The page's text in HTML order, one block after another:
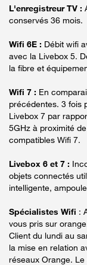
L'enregistreur TV :
conservés 36 mois.
Wifi 6E : Débit wifi
avec la Livebox 5.
la fibre et
Wifi 7 : En
précédentes. 3 fois
Livebox 7 par
5GHz à proximité
compatibles Wifi 7.
Livebox 6 et 7 :
objets connectés
intelligente,
Spécialistes Wifi :
vous pris sur
Client du lundi au
la mise en relation
réseaux Orange. Le